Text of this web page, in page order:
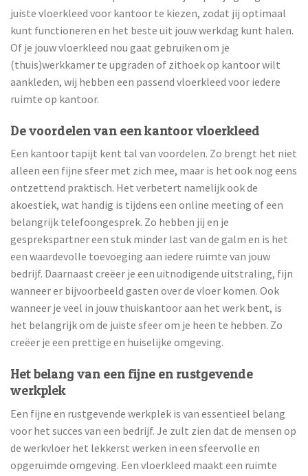
juiste vloerkleed voor kantoor te kiezen, zodat jij optimaal
kunt functioneren en het beste uit jouw werkdag kunt halen.
Of je jouw vloerkleed nou gaat gebruiken om je
(thuis)werkkamer te upgraden of zithoek op kantoor wilt
aankleden, wij hebben een passend vloerkleed voor iedere
ruimte op kantoor.
De voordelen van een kantoor vloerkleed
Een kantoor tapijt kent tal van voordelen. Zo brengt het niet
alleen een fijne sfeer met zich mee, maar is het ook nog eens
ontzettend praktisch. Het verbetert namelijk ook de
akoestiek, wat handig is tijdens een online meeting of een
belangrijk telefoongesprek. Zo hebben jij en je
gesprekspartner een stuk minder last van de galm en is het
een waardevolle toevoeging aan iedere ruimte van jouw
bedrijf. Daarnaast creëer je een uitnodigende uitstraling, fijn
wanneer er bijvoorbeeld gasten over de vloer komen. Ook
wanneer je veel in jouw thuiskantoor aan het werk bent, is
het belangrijk om de juiste sfeer om je heen te hebben. Zo
creëer je een prettige en huiselijke omgeving.
Het belang van een fijne en rustgevende
werkplek
Een fijne en rustgevende werkplek is van essentieel belang
voor het succes van een bedrijf. Je zult zien dat de mensen op
de werkvloer het lekkerst werken in een sfeervolle en
opgeruimde omgeving. Een vloerkleed maakt een ruimte